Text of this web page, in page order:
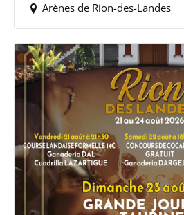
Arènes de Rion-des-Landes